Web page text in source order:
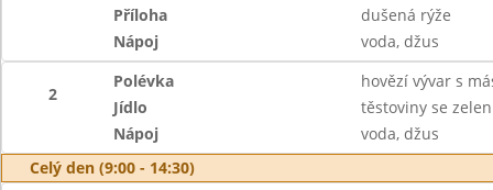
Příloha
dušená rýže
Nápoj
voda, džus
2
Polévka
hovězí vývar s
Jídlo
těstoviny se
Nápoj
voda, džus
Celý den (9:00 - 14:30)